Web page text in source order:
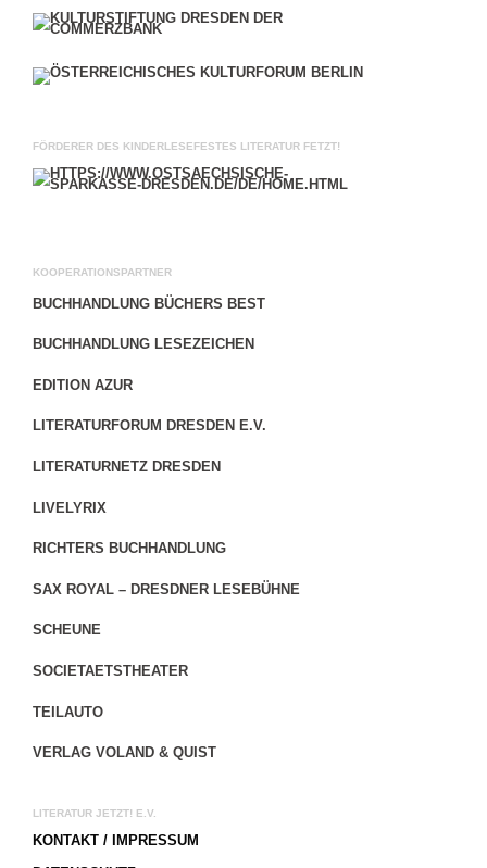
FÖRDERER DES KINDERLESEFESTES LITERATUR FETZT!
KOOPERATIONSPARTNER
BUCHHANDLUNG BÜCHERS BEST
BUCHHANDLUNG LESEZEICHEN
EDITION AZUR
LITERATURFORUM DRESDEN E.V.
LITERATURNETZ DRESDEN
LIVELYRIX
RICHTERS BUCHHANDLUNG
SAX ROYAL – DRESDNER LESEBÜHNE
SCHEUNE
SOCIETAETSTHEATER
TEILAUTO
VERLAG VOLAND & QUIST
LITERATUR JETZT! E.V.
KONTAKT / IMPRESSUM